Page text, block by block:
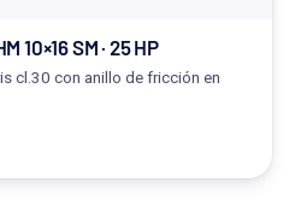
10×16 SM · 25 HP
cl.30 con anillo de fricción en